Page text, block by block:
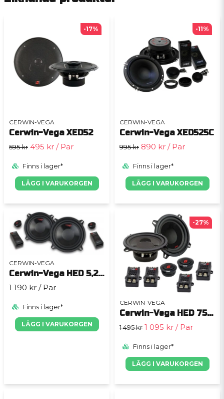
CERWIN-VEGA
Cerwin-Vega XED52
595 kr 495 kr / Par
Finns i lager*
LÄGG I VARUKORGEN
-17%
CERWIN-VEGA
Cerwin-Vega XED525C
995 kr 890 kr / Par
Finns i lager*
LÄGG I VARUKORGEN
-11%
CERWIN-VEGA
Cerwin-Vega HED 5,25" kit
1 190 kr / Par
Finns i lager*
LÄGG I VARUKORGEN
CERWIN-VEGA
Cerwin-Vega HED 7525C
1 495 kr 1 095 kr / Par
Finns i lager*
LÄGG I VARUKORGEN
-27%